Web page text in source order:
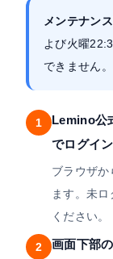
メンテナン
よび火曜
できません
1
Lemino公
でログイ
ブラウザか
ます。未
ください。
2
画面下部